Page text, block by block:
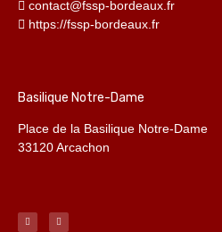
contact@fssp-bordeaux.fr
https://fssp-bordeaux.fr
Basilique Notre-Dame
Place de la Basilique Notre-Dame
33120 Arcachon